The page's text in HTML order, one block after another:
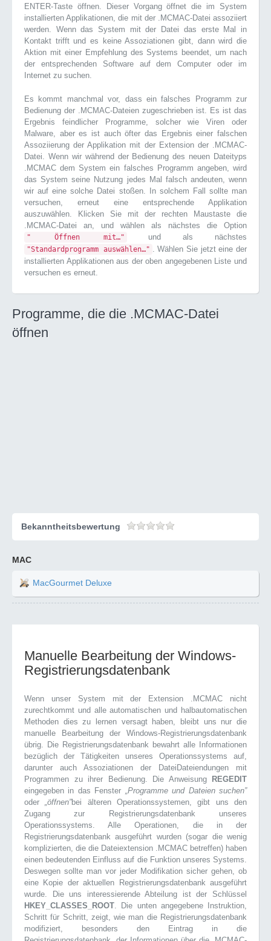
ENTER-Taste öffnen. Dieser Vorgang öffnet die im System
installierten Applikationen, die mit der .MCMAC-Datei assoziiert
werden. Wenn das System mit der Datei das erste Mal in
Kontakt trifft und es keine Assoziationen gibt, dann wird die
Aktion mit einer Empfehlung des Systems beendet, um nach
der entsprechenden Software auf dem Computer oder im
Internet zu suchen.
Es kommt manchmal vor, dass ein falsches Programm zur
Bedienung der .MCMAC-Dateien zugeschrieben ist. Es ist das
Ergebnis feindlicher Programme, solcher wie Viren oder
Malware, aber es ist auch öfter das Ergebnis einer falschen
Assoziierung der Applikation mit der Extension der .MCMAC-
Datei. Wenn wir während der Bedienung des neuen Dateityps
.MCMAC dem System ein falsches Programm angeben, wird
das System seine Nutzung jedes Mal falsch andeuten, wenn
wir auf eine solche Datei stoßen. In solchem Fall sollte man
versuchen, erneut eine entsprechende Applikation
auszuwählen. Klicken Sie mit der rechten Maustaste die
.MCMAC-Datei an, und wählen als nächstes die Option
" Öffnen mit…" und als nächstes
"Standardprogramm auswählen…" . Wählen Sie jetzt eine der
installierten Applikationen aus der oben angegebenen Liste und
versuchen es erneut.
Programme, die die .MCMAC-Datei
öffnen
Bekanntheitsbewertung
MAC
MacGourmet Deluxe
Manuelle Bearbeitung der Windows-
Registrierungsdatenbank
Wenn unser System mit der Extension .MCMAC nicht
zurechtkommt und alle automatischen und halbautomatischen
Methoden dies zu lernen versagt haben, bleibt uns nur die
manuelle Bearbeitung der Windows-Registrierungsdatenbank
übrig. Die Registrierungsdatenbank bewahrt alle Informationen
bezüglich der Tätigkeiten unseres Operationssystems auf,
darunter auch Assoziationen der DateiDateiendungen mit
Programmen zu ihrer Bedienung. Die Anweisung
REGEDIT
eingegeben in das Fenster „Programme und Dateien suchen”
oder„öffnen”bei älteren Operationssystemen, gibt uns den
Zugang zur Registrierungsdatenbank unseres
Operationssystems. Alle Operationen, die in der
Registrierungsdatenbank ausgeführt wurden (sogar die wenig
komplizierten, die die Dateiextension .MCMAC betreffen) haben
einen bedeutenden Einfluss auf die Funktion unseres Systems.
Deswegen sollte man vor jeder Modifikation sicher gehen, ob
eine Kopie der aktuellen Registrierungsdatenbank ausgeführt
wurde. Die uns interessierende Abteilung ist der Schlüssel
HKEY_CLASSES_ROOT. Die unten angegebene Instruktion,
Schritt für Schritt, zeigt, wie man die Registrierungsdatenbank
modifiziert, besonders den Eintrag in die